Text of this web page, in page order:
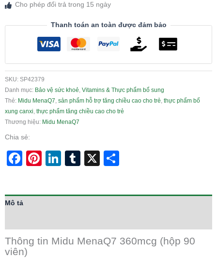
Cho phép đổi trả trong 15 ngày
Thanh toán an toàn được đảm bảo
SKU: SP42379
Danh mục: Bảo vệ sức khoẻ, Vitamins & Thực phẩm bổ sung
Thẻ: Midu MenaQ7, sản phẩm hỗ trợ tăng chiều cao cho trẻ, thực phẩm bổ
xung canxi, thực phẩm tăng chiều cao cho trẻ
Thương hiệu: Midu MenaQ7
Chia sẻ:
Facebook
Pinterest
LinkedIn
Tumblr
X
Mô tả
Thông tin Midu MenaQ7 360mcg (hộp 90
viên)